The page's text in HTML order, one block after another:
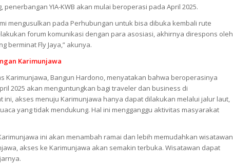
penerbangan YIA-KWB akan mulai beroperasi pada April 2025.
mengusulkan pada Perhubungan untuk bisa dibuka kembali rute
forum komunikasi dengan para asosiasi, akhirnya direspons oleh
berminat Fly Jaya,” akunya.
Karimunjawa
Karimunjawa, Bangun Hardono, menyatakan bahwa beroperasinya
2025 akan menguntungkan bagi traveler dan business di
ini, akses menuju Karimunjawa hanya dapat dilakukan melalui jalur laut,
yang tidak mendukung. Hal ini mengganggu aktivitas masyarakat
ini akan menambah ramai dan lebih memudahkan wisatawan
akses ke Karimunjawa akan semakin terbuka. Wisatawan dapat